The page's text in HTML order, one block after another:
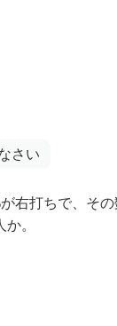
さい
右打ちで、そ
。